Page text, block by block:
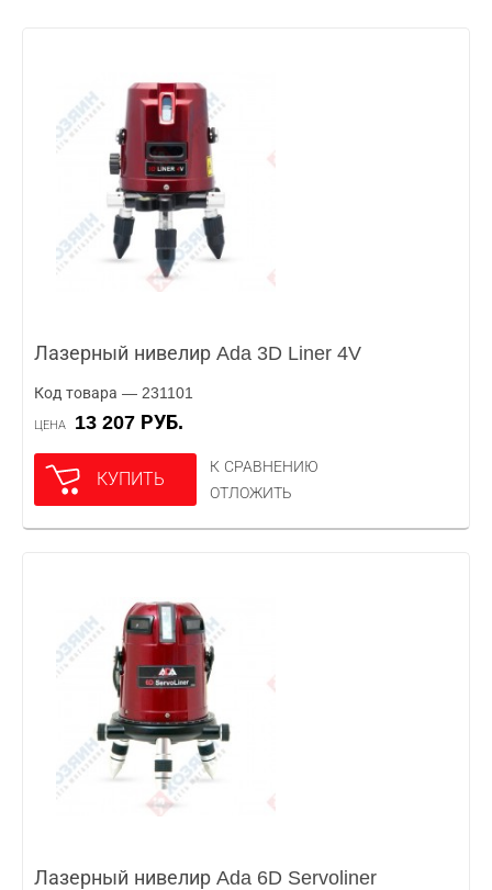
Лазерный нивелир Ada 3D Liner 4V
Код товара — 231101
ЦЕНА 13 207 РУБ.
КУПИТЬ
К СРАВНЕНИЮ
ОТЛОЖИТЬ
Лазерный нивелир Ada 6D Servoliner